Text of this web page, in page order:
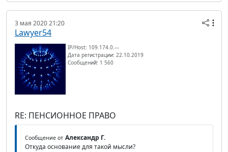
3 мая 2020 21:20
Lawyer54
IP/Host: 109.174.0.---
Дата регистрации: 22.10.2019
Сообщений: 1 560
RE: ПЕНСИОННОЕ ПРАВО
Сообщение от Александр Г.
Откуда основание для такой мысли?